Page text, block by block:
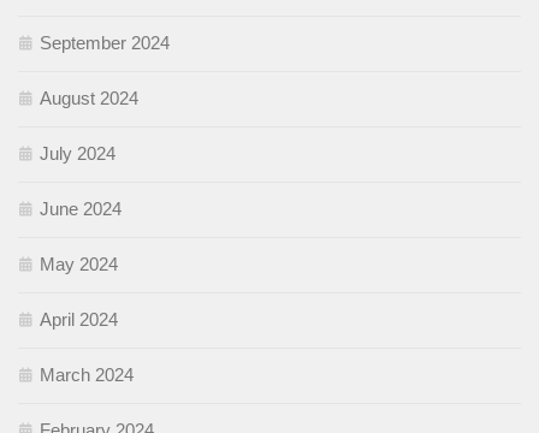
September 2024
August 2024
July 2024
June 2024
May 2024
April 2024
March 2024